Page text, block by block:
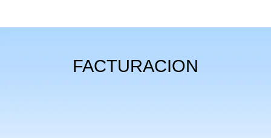
FACTURACION